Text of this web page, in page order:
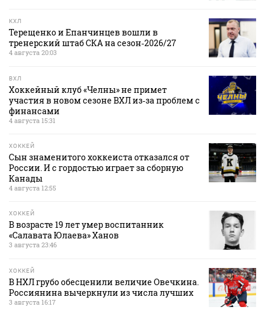
КХЛ
Терещенко и Епанчинцев вошли в
тренерский штаб СКА на сезон‑2026/27
4 августа 20:03
ВХЛ
Хоккейный клуб «Челны» не примет
участия в новом сезоне ВХЛ из‑за проблем с
финансами
4 августа 15:31
ХОККЕЙ
Сын знаменитого хоккеиста отказался от
России. И с гордостью играет за сборную
Канады
4 августа 12:55
ХОККЕЙ
В возрасте 19 лет умер воспитанник
«Салавата Юлаева» Ханов
3 августа 23:46
ХОККЕЙ
В НХЛ грубо обесценили величие Овечкина.
Россиянина вычеркнули из числа лучших
3 августа 16:17